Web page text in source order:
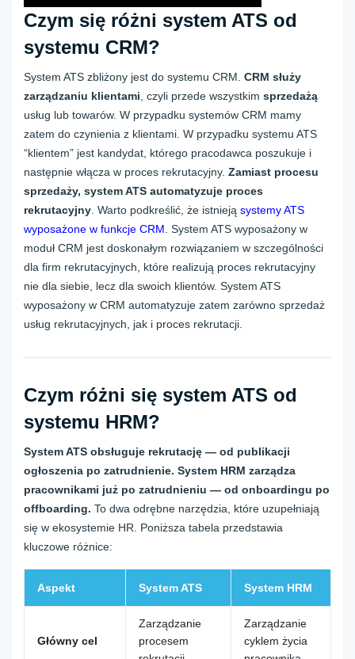
Czym się różni system ATS od
systemu CRM?
System ATS zbliżony jest do systemu CRM. CRM służy
zarządzaniu klientami, czyli przede wszystkim sprzedażą
usług lub towarów. W przypadku systemów CRM mamy
zatem do czynienia z klientami. W przypadku systemu ATS
“klientem” jest kandydat, którego pracodawca poszukuje i
następnie włącza w proces rekrutacyjny. Zamiast procesu
sprzedaży, system ATS automatyzuje proces
rekrutacyjny. Warto podkreślić, że istnieją systemy ATS
wyposażone w funkcje CRM. System ATS wyposażony w
moduł CRM jest doskonałym rozwiązaniem w szczególności
dla firm rekrutacyjnych, które realizują proces rekrutacyjny
nie dla siebie, lecz dla swoich klientów. System ATS
wyposażony w CRM automatyzuje zatem zarówno sprzedaż
usług rekrutacyjnych, jak i proces rekrutacji.
Czym różni się system ATS od
systemu HRM?
System ATS obsługuje rekrutację — od publikacji
ogłoszenia po zatrudnienie. System HRM zarządza
pracownikami już po zatrudnieniu — od onboardingu po
offboarding. To dwa odrębne narzędzia, które uzupełniają
się w ekosystemie HR. Poniższa tabela przedstawia
kluczowe różnice:
Aspekt System ATS System HRM
Główny cel
Zarządzanie
procesem
Zarządzanie
cyklem życia